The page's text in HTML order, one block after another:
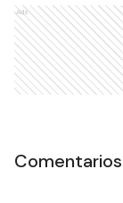
Ads
Comentarios